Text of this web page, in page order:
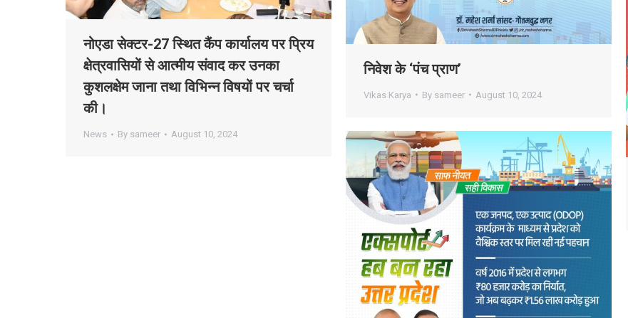
निवेश के ‘पंच प्राण’
Vikas Karya By sameer August 10, 2024
नोएडा सेक्टर-27 स्थित कैंप कार्यालय पर प्रिय
क्षेत्रवासियों से आत्मीय संवाद कर उनका
कुशलक्षेम जाना तथा विभिन्न विषयों पर चर्चा
की।
News By sameer August 10, 2024